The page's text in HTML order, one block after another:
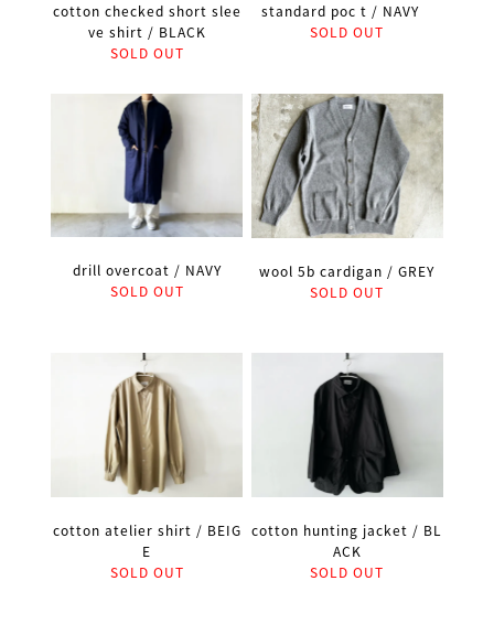
cotton checked short slee
ve shirt / BLACK
SOLD OUT
standard poc t / NAVY
SOLD OUT
drill overcoat / NAVY
SOLD OUT
wool 5b cardigan / GREY
SOLD OUT
cotton atelier shirt / BEIG
E
SOLD OUT
cotton hunting jacket / BL
ACK
SOLD OUT